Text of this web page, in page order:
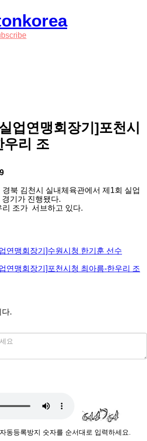
업연맹회장기]포천시
우리 조
북 김천시 실내체육관에서 제1회 실업
기가 진행됐다.
리 조가 서브하고 있다.
연맹회장기]수원시청 한기훈 선수
연맹회장기]포천시청 최아름-한우리 조
다.
자동등록방지 숫자를 순서대로 입력하세요.